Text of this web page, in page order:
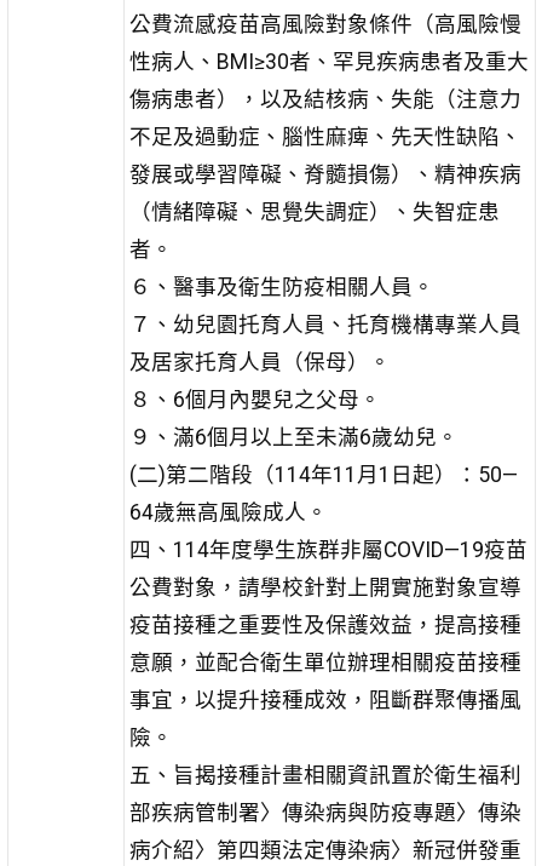
公費流感疫苗高風險對象條件（高風險慢
性病人、BMI≥30者、罕見疾病患者及重大
傷病患者），以及結核病、失能（注意力
不足及過動症、腦性麻痺、先天性缺陷、
發展或學習障礙、脊髓損傷）、精神疾病
（情緒障礙、思覺失調症）、失智症患
者。
６、醫事及衛生防疫相關人員。
７、幼兒園托育人員、托育機構專業人員
及居家托育人員（保母）。
８、6個月內嬰兒之父母。
９、滿6個月以上至未滿6歲幼兒。
(二)第二階段（114年11月1日起）：50—
64歲無高風險成人。
四、114年度學生族群非屬COVID—19疫苗
公費對象，請學校針對上開實施對象宣導
疫苗接種之重要性及保護效益，提高接種
意願，並配合衛生單位辦理相關疫苗接種
事宜，以提升接種成效，阻斷群聚傳播風
險。
五、旨揭接種計畫相關資訊置於衛生福利
部疾病管制署〉傳染病與防疫專題〉傳染
病介紹〉第四類法定傳染病〉新冠併發重